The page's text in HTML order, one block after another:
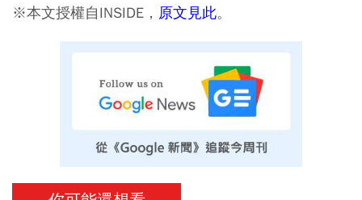
※本文授權自INSIDE， 原文見此。